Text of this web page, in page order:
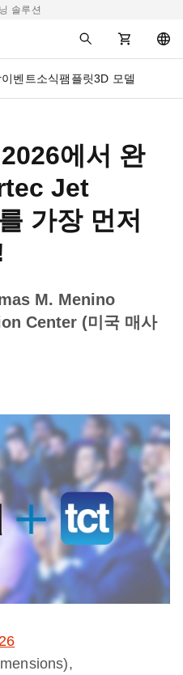
솔루션
이벤트소식팸플릿3D 모델
에서 완
Jet
가장 먼저
M. Menino
Center (미국 매사